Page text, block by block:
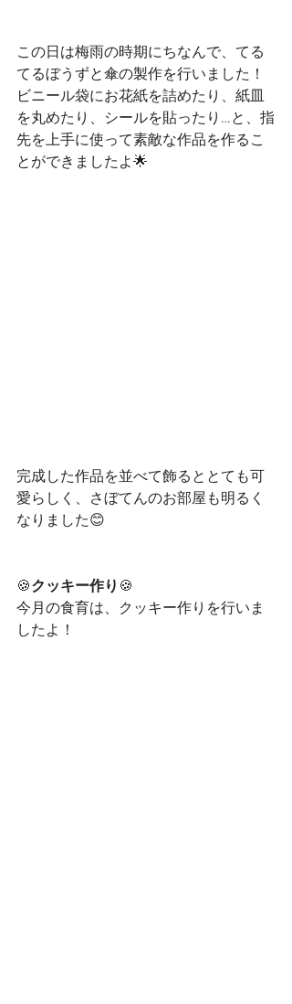
この日は梅雨の時期にちなんで、てる
てるぼうずと傘の製作を行いました！
ビニール袋にお花紙を詰めたり、紙皿
を丸めたり、シールを貼ったり…と、指
先を上手に使って素敵な作品を作るこ
とができましたよ🌟
完成した作品を並べて飾るととても可
愛らしく、さぼてんのお部屋も明るく
なりました😊
🍪クッキー作り 🍪
今月の食育は、クッキー作りを行いま
したよ！